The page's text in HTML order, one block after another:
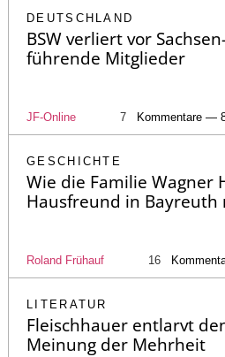
DEUTSCHLAND
BSW verliert vor
führende Mitglieder
JF-Online 7 Kommentare —
GESCHICHTE
Wie die Familie Wagner
Hausfreund in Bayreuth
Roland Frühauf 16
LITERATUR
Fleischhauer entlarvt
Meinung der Mehrheit